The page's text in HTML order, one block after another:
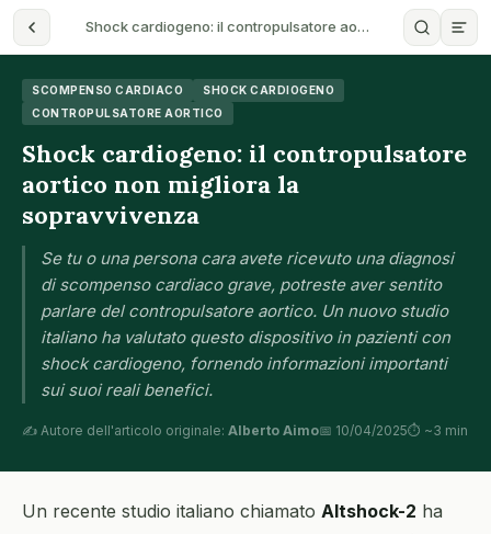
Shock cardiogeno: il contropulsatore ao…
SCOMPENSO CARDIACO
SHOCK CARDIOGENO
CONTROPULSATORE AORTICO
Shock cardiogeno: il contropulsatore
aortico non migliora la
sopravvivenza
Se tu o una persona cara avete ricevuto una diagnosi
di scompenso cardiaco grave, potreste aver sentito
parlare del contropulsatore aortico. Un nuovo studio
italiano ha valutato questo dispositivo in pazienti con
shock cardiogeno, fornendo informazioni importanti
sui suoi reali benefici.
✍️ Autore dell'articolo originale: Alberto Aimo📅 10/04/2025⏱ ~3 min
Un recente studio italiano chiamato Altshock-2 ha